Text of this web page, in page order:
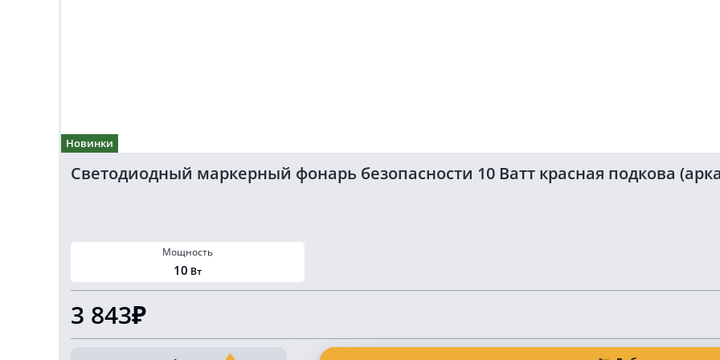
Новинки
Светодиодный маркерный фонарь безопасности 10 Ватт красная подкова
Мощность
10 Вт
3 843₽